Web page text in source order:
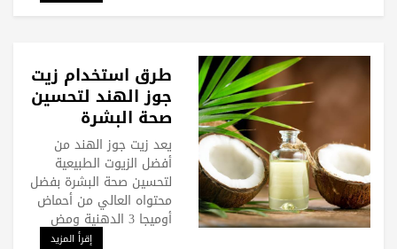
طرق استخدام زيت
جوز الهند لتحسين
صحة البشرة
يعد زيت جوز الهند من
أفضل الزيوت الطبيعية
لتحسين صحة البشرة بفضل
محتواه العالي من أحماض
أوميجا 3 الدهنية ومض
إقرأ المزيد